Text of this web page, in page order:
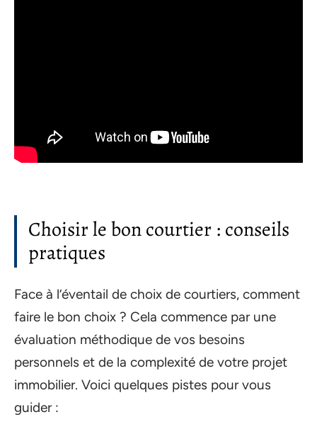
Choisir le bon courtier : conseils
pratiques
Face à l’éventail de choix de courtiers, comment
faire le bon choix ? Cela commence par une
évaluation méthodique de vos besoins
personnels et de la complexité de votre projet
immobilier. Voici quelques pistes pour vous
guider :